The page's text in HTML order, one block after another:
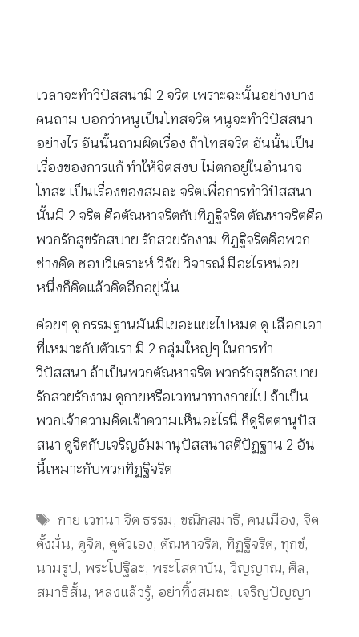
เวลาจะทำวิปัสสนามี 2 จริต เพราะฉะนั้นอย่างบาง
คนถาม บอกว่าหนูเป็นโทสจริต หนูจะทำวิปัสสนา
อย่างไร อันนั้นถามผิดเรื่อง ถ้าโทสจริต อันนั้นเป็น
เรื่องของการแก้ ทำให้จิตสงบ ไม่ตกอยู่ในอำนาจ
โทสะ เป็นเรื่องของสมถะ จริตเพื่อการทำวิปัสสนา
นั้นมี 2 จริต คือตัณหาจริตกับทิฏฐิจริต ตัณหาจริตคือ
พวกรักสุขรักสบาย รักสวยรักงาม ทิฏฐิจริตคือพวก
ช่างคิด ชอบวิเคราะห์ วิจัย วิจารณ์ มีอะไรหน่อย
หนึ่งก็คิดแล้วคิดอีกอยู่นั่น
ค่อยๆ ดู กรรมฐานมันมีเยอะแยะไปหมด ดู เลือกเอา
ที่เหมาะกับตัวเรา มี 2 กลุ่มใหญ่ๆ ในการทำ
วิปัสสนา ถ้าเป็นพวกตัณหาจริต พวกรักสุขรักสบาย
รักสวยรักงาม ดูกายหรือเวทนาทางกายไป ถ้าเป็น
พวกเจ้าความคิดเจ้าความเห็นอะไรนี่ ก็ดูจิตตานุปัส
สนา ดูจิตกับเจริญธัมมานุปัสสนาสติปัฏฐาน 2 อัน
นี้เหมาะกับพวกทิฏฐิจริต
Tags
กาย เวทนา จิต ธรรม, ขณิกสมาธิ,คนเมือง, จิต
ตั้งมั่น, ดูจิต, ดูตัวเอง, ตัณหาจริต, ทิฏฐิจริต, ทุกข์,
นามรูป, พระโปฐิละ, พระโสดาบัน, วิญญาณ, ศีล,
สมาธิสั้น, หลงแล้วรู้, อย่าทิ้งสมถะ, เจริญปัญญา